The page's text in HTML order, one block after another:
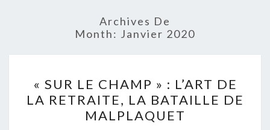
Archives De
Month: Janvier 2020
LE
CHAMP »
:
« SUR LE CHAMP » : L’ART DE
LA RETRAITE, LA BATAILLE DE
MALPLAQUET